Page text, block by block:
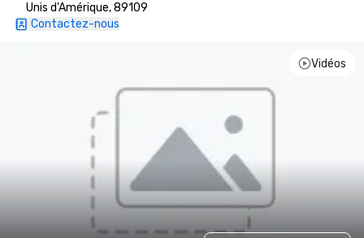
Unis d'Amérique, 89109
Contactez-nous
Vidéos